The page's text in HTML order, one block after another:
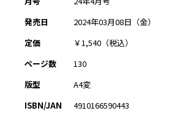
発売日
2024年03月08日（金）
定価
￥1,540（税込）
ページ数
130
版型
A4変
ISBN/JAN
4910166590443